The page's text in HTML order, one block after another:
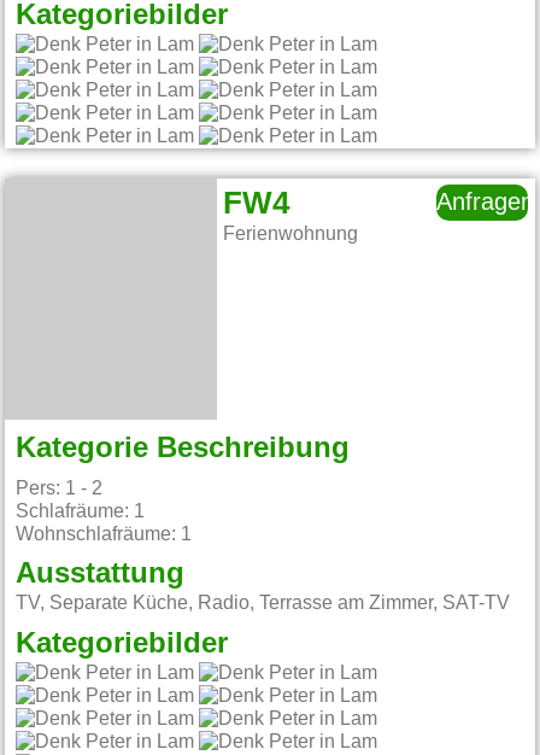
Kategoriebilder
FW4
Ferienwohnung
Anfragen
Kategorie Beschreibung
Pers: 1 - 2
Schlafräume: 1
Wohnschlafräume: 1
Ausstattung
TV, Separate Küche, Radio, Terrasse am Zimmer, SAT-TV
Kategoriebilder